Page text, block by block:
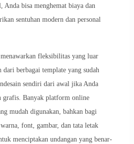
Anda bisa menghemat biaya dan
sentuhan modern dan personal
fleksibilitas yang luar
berbagai template yang sudah
sendiri dari awal jika Anda
grafis. Banyak platform online
mudah digunakan, bahkan bagi
font, gambar, dan tata letak
menciptakan undangan yang benar-